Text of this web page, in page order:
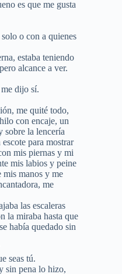
es que me gusta
o con a quienes
estaba teniendo
alcance a ver.
dijo sí.
me quité todo,
con encaje, un
sobre la lencería
para mostrar
mis piernas y mi
mis labios y peine
mis manos y me
me
las escaleras
la miraba hasta que
había quedado sin
seas tú.
sin pena lo hizo,